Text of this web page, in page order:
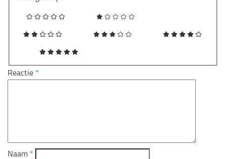
Reactie *
Naam *